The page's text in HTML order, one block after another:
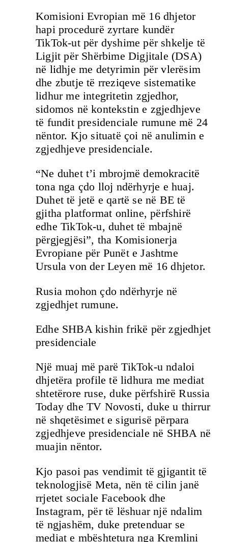
Komisioni Evropian më 16 dhjetor
hapi procedurë zyrtare kundër
TikTok-ut për dyshime për shkelje të
Ligjit për Shërbime Digjitale (DSA)
në lidhje me detyrimin për vlerësim
dhe zbutje të rreziqeve sistematike
lidhur me integritetin zgjedhor,
sidomos në kontekstin e zgjedhjeve
të fundit presidenciale rumune më 24
nëntor. Kjo situatë çoi në anulimin e
zgjedhjeve presidenciale.
“Ne duhet t’i mbrojmë demokracitë
tona nga çdo lloj ndërhyrje e huaj.
Duhet të jetë e qartë se në BE të
gjitha platformat online, përfshirë
edhe TikTok-u, duhet të mbajnë
përgjegjësi”, tha Komisionerja
Evropiane për Punët e Jashtme
Ursula von der Leyen më 16 dhjetor.
Rusia mohon çdo ndërhyrje në
zgjedhjet rumune.
Edhe SHBA kishin frikë për zgjedhjet
presidenciale
Një muaj më parë TikTok-u ndaloi
dhjetëra profile të lidhura me mediat
shtetërore ruse, duke përfshirë Russia
Today dhe TV Novosti, duke u thirrur
në shqetësimet e sigurisë përpara
zgjedhjeve presidenciale në SHBA në
muajin nëntor.
Kjo pasoi pas vendimit të gjigantit të
teknologjisë Meta, nën të cilin janë
rrjetet sociale Facebook dhe
Instagram, për të lëshuar një ndalim
të ngjashëm, duke pretenduar se
mediat e mbështetura nga Kremlini